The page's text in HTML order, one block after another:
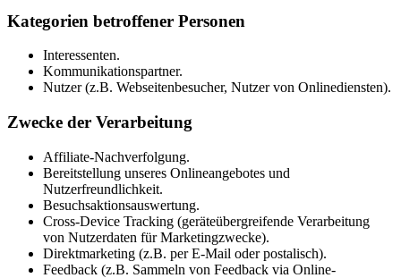
Kategorien betroffener Personen
Interessenten.
Kommunikationspartner.
Nutzer (z.B. Webseitenbesucher, Nutzer von Onlinediensten).
Zwecke der Verarbeitung
Affiliate-Nachverfolgung.
Bereitstellung unseres Onlineangebotes und
Nutzerfreundlichkeit.
Besuchsaktionsauswertung.
Cross-Device Tracking (geräteübergreifende Verarbeitung
von Nutzerdaten für Marketingzwecke).
Direktmarketing (z.B. per E-Mail oder postalisch).
Feedback (z.B. Sammeln von Feedback via Online-